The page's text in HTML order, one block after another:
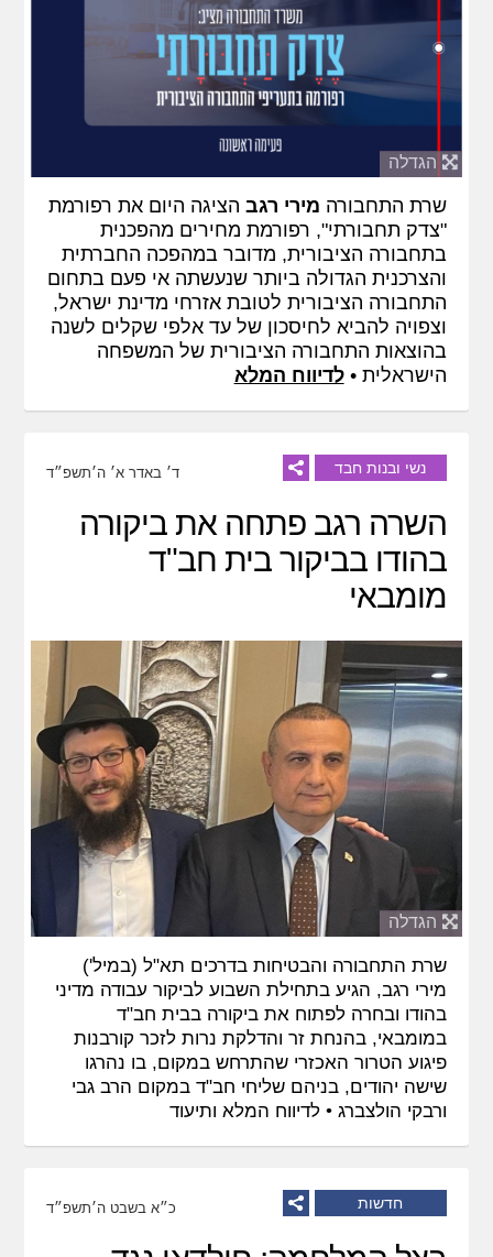
הגדלה
שרת התחבורה מירי רגב הציגה היום את רפורמת
"צדק תחבורתי", רפורמת מחירים מהפכנית
בתחבורה הציבורית, מדובר במהפכה החברתית
והצרכנית הגדולה ביותר שנעשתה אי פעם בתחום
התחבורה הציבורית לטובת אזרחי מדינת ישראל,
וצפויה להביא לחיסכון של עד אלפי שקלים לשנה
בהוצאות התחבורה הציבורית של המשפחה
הישראלית •לדיווח המלא
נשי ובנות חבד ד׳ באדר א׳ ה׳תשפ״ד
השרה רגב פתחה את ביקורה
בהודו בביקור בית חב"ד
מומבאי
הגדלה
שרת התחבורה והבטיחות בדרכים תא"ל (במיל')
מירי רגב, הגיע בתחילת השבוע לביקור עבודה מדיני
בהודו ובחרה לפתוח את ביקורה בבית חב"ד
במומבאי, בהנחת זר והדלקת נרות לזכר קורבנות
פיגוע הטרור האכזרי שהתרחש במקום, בו נהרגו
שישה יהודים, בניהם שליחי חב"ד במקום הרב גבי
ורבקי הולצברג •לדיווח המלא ותיעוד
חדשות כ״א בשבט ה׳תשפ״ד